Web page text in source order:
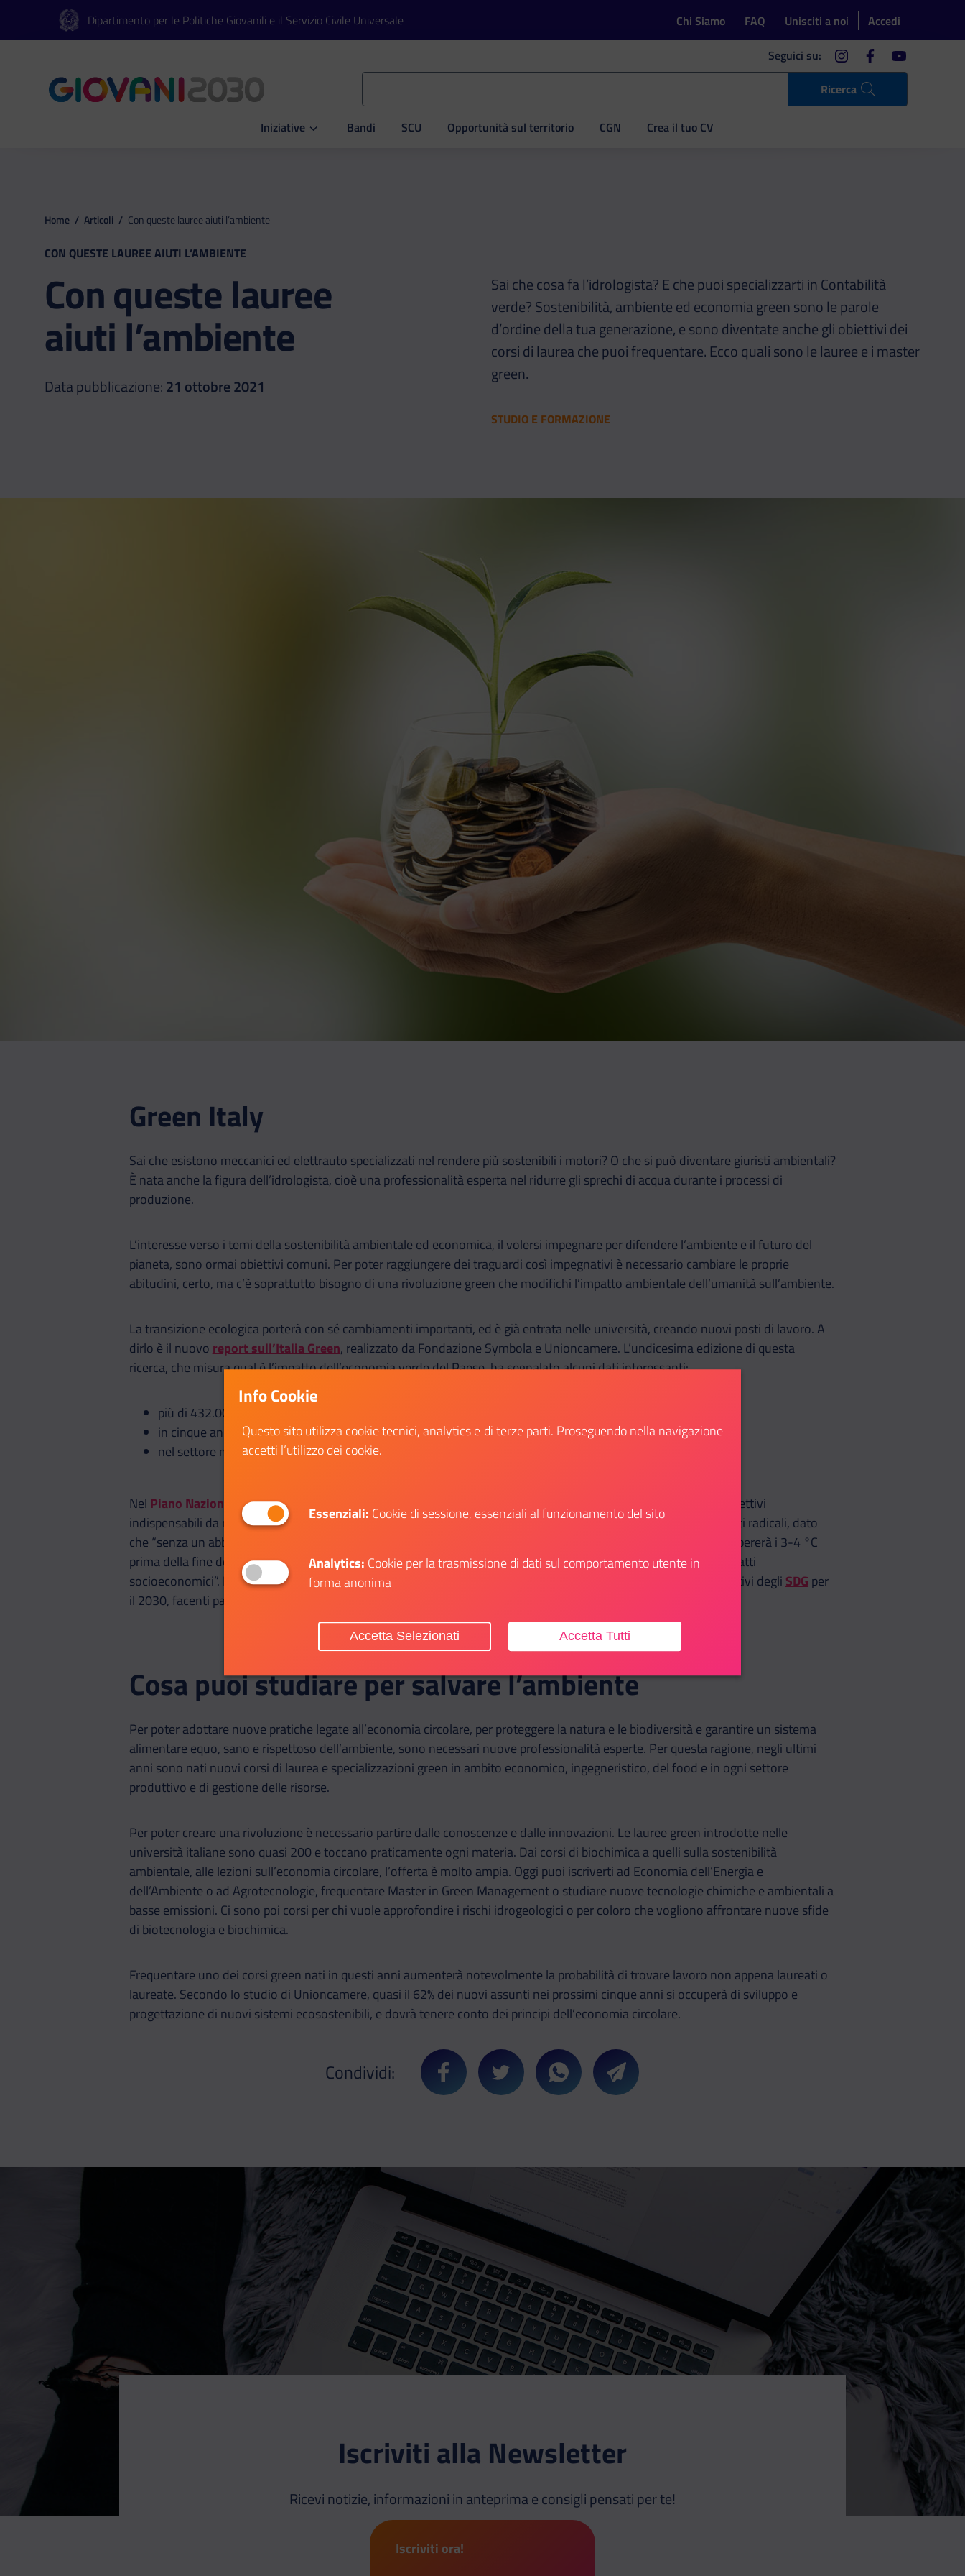
Vai al contenuto principale
Vai al footer Dipartimento per le Politiche Giovanili e il Servizio Civile Universale Chi Siamo FAQ Unisciti a noi Accedi
Ricerca
Seguici su: instagramfacebookyoutube
Iniziative
Apri Iniziative Bandi SCU Opportunità sul territorio CGN Crea il tuo CV
Home / Articoli / Con queste lauree aiuti l’ambiente
CON QUESTE LAUREE AIUTI L’AMBIENTE
Con queste lauree
aiuti l’ambiente
Data pubblicazione:21 ottobre 2021
Sai che cosa fa l’idrologista? E che puoi specializzarti in Contabilità
verde? Sostenibilità, ambiente ed economia green sono le parole
d’ordine della tua generazione, e sono diventate anche gli obiettivi dei
corsi di laurea che puoi frequentare. Ecco quali sono le lauree e i master
green.
STUDIO E FORMAZIONE
Green Italy
Sai che esistono meccanici ed elettrauto specializzati nel rendere più sostenibili i motori? O che si può diventare giuristi ambientali?
È nata anche la figura dell’idrologista, cioè una professionalità esperta nel ridurre gli sprechi di acqua durante i processi di
produzione.
L’interesse verso i temi della sostenibilità ambientale ed economica, il volersi impegnare per difendere l’ambiente e il futuro del
pianeta, sono ormai obiettivi comuni. Per poter raggiungere dei traguardi così impegnativi è necessario cambiare le proprie
abitudini, certo, ma c’è soprattutto bisogno di una rivoluzione green che modifichi l’impatto ambientale dell’umanità sull’ambiente.
La transizione ecologica porterà con sé cambiamenti importanti, ed è già entrata nelle università, creando nuovi posti di lavoro. A
dirlo è il nuovo report sull’Italia Green, realizzato da Fondazione Symbola e Unioncamere. L’undicesima edizione di questa
ricerca, che misura qual è l’impatto dell’economia verde del Paese, ha segnalato alcuni dati interessanti:
più di 432.000 imprese hanno investito nel green
in cinque anni il numero di imprese è cresciuto del 24%
nel settore manifatturiero una azienda su tre ha investito in tecnologie più sostenibili.
Nel Piano Nazionale di Ripresa e Resilienza
il Governo ha specificato che la transizione ecologica è uno degli obiettivi
indispensabili da raggiungere nei prossimi anni. Nel documento infatti viene sottolineata l’urgenza di cambiamenti radicali, dato
che “senza un abbattimento sostanziale delle emissioni clima-alteranti, il riscaldamento globale raggiungerà e supererà i 3-4 °C
prima della fine del secolo, causando irreversibili e catastrofici cambiamenti del nostro ecosistema e rilevanti impatti
socioeconomici”. Le transizioni verso processi di maggiore sostenibilità alimentare e ambientale sono tra gli obiettivi degli SDG per
il 2030, facenti parte delle missioni concordate con gli Accordi di Parigi e dell’European Green Deal.
Cosa puoi studiare per salvare l’ambiente
Per poter adottare nuove pratiche legate all’economia circolare, per proteggere la natura e le biodiversità e garantire un sistema
alimentare equo, sano e rispettoso dell’ambiente, sono necessari nuove professionalità esperte. Per questa ragione, negli ultimi
anni sono nati nuovi corsi di laurea e specializzazioni green in ambito economico, ingegneristico, del food e in ogni settore
produttivo e di gestione delle risorse.
Per poter creare una rivoluzione è necessario partire dalle conoscenze e dalle innovazioni. Le lauree green introdotte nelle
università italiane sono quasi 200 e toccano praticamente ogni materia. Dai corsi di biochimica a quelli sulla sostenibilità
ambientale, alle lezioni sull’economia circolare, l’offerta è molto ampia. Oggi puoi iscriverti ad Economia dell’Energia e
dell’Ambiente o ad Agrotecnologie, frequentare Master in Green Management o studiare nuove tecnologie chimiche e ambientali a
basse emissioni. Ci sono poi corsi per chi vuole approfondire i rischi idrogeologici o per coloro che vogliono affrontare nuove sfide
di biotecnologia e biochimica.
Frequentare uno dei corsi green nati in questi anni aumenterà notevolmente la probabilità di trovare lavoro non appena laureati o
laureate. Secondo lo studio di Unioncamere, quasi il 62% dei nuovi assunti nei prossimi cinque anni si occuperà di sviluppo e
progettazione di nuovi sistemi ecosostenibili, e dovrà tenere conto dei principi dell’economia circolare.
Condividi: Condividi su Facebook
Condividi su TwitterCondividi su Whatsapp
Condividi su Telegram
Iscriviti alla Newsletter
Ricevi notizie, informazioni in anteprima e consigli pensati per te!
Iscriviti ora!
Info Cookie
Questo sito utilizza cookie tecnici, analytics e di terze parti. Proseguendo nella navigazione
accetti l’utilizzo dei cookie.
Essenziali: Cookie di sessione, essenziali al funzionamento del sito
Analytics: Cookie per la trasmissione di dati sul comportamento utente in
forma anonima
Accetta Tutti
Accetta Selezionati